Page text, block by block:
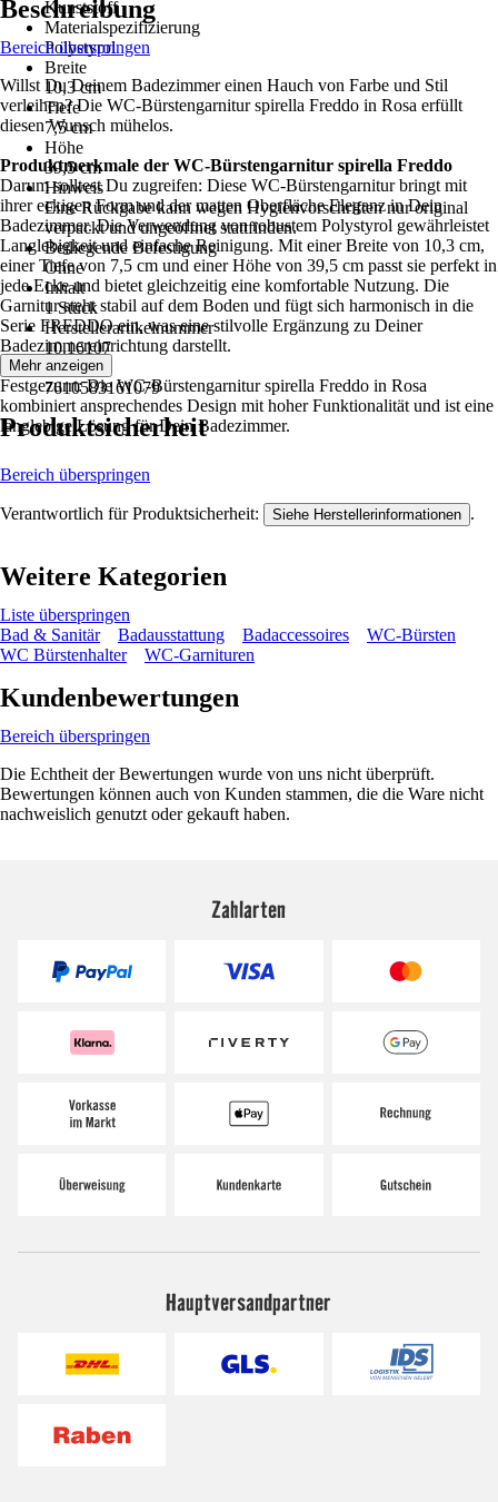
Kunststoff
Materialspezifizierung
Polystyrol
Breite
10,3 cm
Tiefe
7,5 cm
Höhe
39,5 cm
Hinweis
Eine Rückgabe kann wegen Hygienvorschriften nur original
verpackt und ungeöffnet stattfinden.
Beiliegende Befestigung
Ohne
Inhalt
1 Stück
Herstellerartikelnummer
10.16107
EAN
7610583161079
Beschreibung
Bereich überspringen
Willst Du Deinem Badezimmer einen Hauch von Farbe und Stil
verleihen? Die WC-Bürstengarnitur spirella Freddo in Rosa erfüllt
diesen Wunsch mühelos.
Produktmerkmale der WC-Bürstengarnitur spirella Freddo
Darum solltest Du zugreifen: Diese WC-Bürstengarnitur bringt mit
ihrer eckigen Form und der matten Oberfläche Eleganz in Dein
Badezimmer. Die Verwendung von robustem Polystyrol gewährleistet
Langlebigkeit und einfache Reinigung. Mit einer Breite von 10,3 cm,
einer Tiefe von 7,5 cm und einer Höhe von 39,5 cm passt sie perfekt in
jede Ecke und bietet gleichzeitig eine komfortable Nutzung. Die
Garnitur steht stabil auf dem Boden und fügt sich harmonisch in die
Serie FREDDO ein, was eine stilvolle Ergänzung zu Deiner
Badezimmereinrichtung darstellt.
Festgezurrt: Die WC-Bürstengarnitur spirella Freddo in Rosa
kombiniert ansprechendes Design mit hoher Funktionalität und ist eine
langlebige Lösung für Dein Badezimmer.
Mehr anzeigen
Produktsicherheit
Bereich überspringen
Verantwortlich für Produktsicherheit: Siehe Herstellerinformationen .
Weitere Kategorien
Liste überspringen
Bad & Sanitär
Badausstattung Badaccessoires
WC-Bürsten
WC Bürstenhalter
WC-Garnituren
Kundenbewertungen
Bereich überspringen
Die Echtheit der Bewertungen wurde von uns nicht überprüft.
Bewertungen können auch von Kunden stammen, die die Ware nicht
nachweislich genutzt oder gekauft haben.
Zahlarten
Hauptversandpartner